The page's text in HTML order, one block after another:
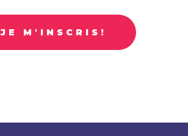
JE M'INSCRIS!